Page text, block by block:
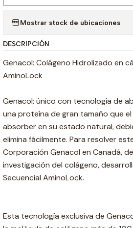
Mostrar stock de ubicaciones
DESCRIPCIÓN
Genacol: Colágeno Hidrolizado en
AminoLock
Genacol: único con tecnología de
una proteína de gran tamaño que
absorber en su estado natural,
elimina fácilmente. Para resolver
Corporación Genacol en Canadá,
investigación del colágeno,
Secuencial AminoLock.
Esta tecnología exclusiva de